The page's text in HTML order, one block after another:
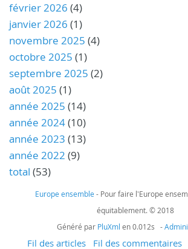
février 2026 (4)
janvier 2026 (1)
novembre 2025 (4)
octobre 2025 (1)
septembre 2025 (2)
août 2025 (1)
année 2025 (14)
année 2024(10)
année 2023 (13)
année 2022 (9)
total (53)
Europe ensemble - Pour faire l'Europe
équitablement. © 2018
Généré par PluXml en 0.012s -
Fil des articles Fil des commentaires